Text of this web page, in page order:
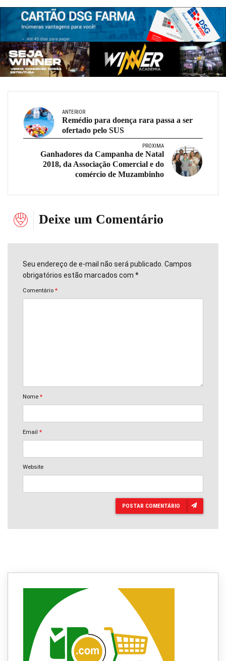
ANTERIOR
Remédio para doença rara passa a ser
ofertado pelo SUS
PRÓXIMA
Ganhadores da Campanha de Natal
2018, da Associação Comercial e do
comércio de Muzambinho
Deixe um Comentário
Seu endereço de e-mail não será publicado. Campos
obrigatórios estão marcados com *
Comentário *
Nome *
Email *
Website
POSTAR COMENTÁRIO